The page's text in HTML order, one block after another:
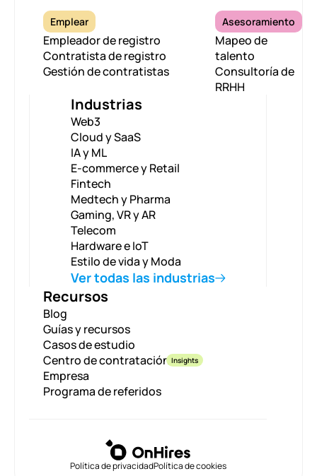
Emplear
Empleador de registro
Contratista de registro
Gestión de contratistas
Asesoramiento
Mapeo de
talento
Consultoría de
RRHH
Industrias
Web3
Cloud y SaaS
IA y ML
E-commerce y Retail
Fintech
Medtech y Pharma
Gaming, VR y AR
Telecom
Hardware e IoT
Estilo de vida y Moda
Ver todas las industrias
Recursos
Blog
Guías y recursos
Casos de estudio
Centro de contrataciónInsights
Empresa
Programa de referidos
Política de privacidadPolítica de cookies